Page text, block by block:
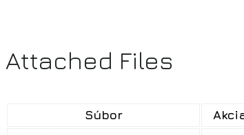
Attached Files
Súbor